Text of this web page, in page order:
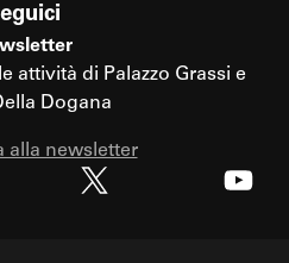
attività di Palazzo Grassi e
Dogana
alla newsletter